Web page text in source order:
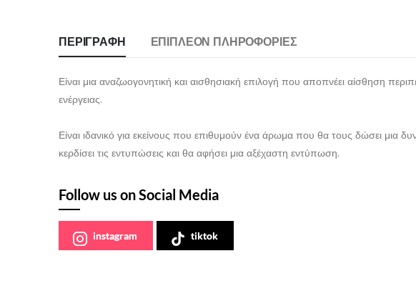
ΠΕΡΙΓΡΑΦΉ ΕΠΙΠΛΈΟΝ ΠΛΗΡΟΦΟΡΊΕΣ
Είναι μια αναζωογονητική και αισθησιακή επιλογή που αποπνέει αίσθηση
ενέργειας.
Είναι ιδανικό για εκείνους που επιθυμούν ένα άρωμα που θα τους δώσει μια
κερδίσει τις εντυπώσεις και θα αφήσει μια αξέχαστη εντύπωση.
Follow us on Social Media
instagram tiktok